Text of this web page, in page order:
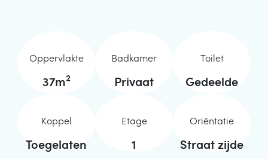
Oppervlakte
37m2
Badkamer
Privaat
Toilet
Gedeelde
Koppel
Toegelaten
Etage
1
Oriëntatie
Straat zijde